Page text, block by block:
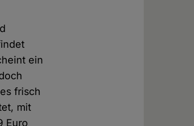
ein
frisch
mit
Euro